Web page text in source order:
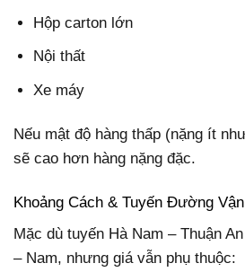
Hộp carton lớn
Nội thất
Xe máy
Nếu mật độ hàng thấp (nặng ít
sẽ cao hơn hàng nặng đặc.
Khoảng Cách & Tuyến Đường
Mặc dù tuyến Hà Nam – Thuận
– Nam, nhưng giá vẫn phụ thuộc: